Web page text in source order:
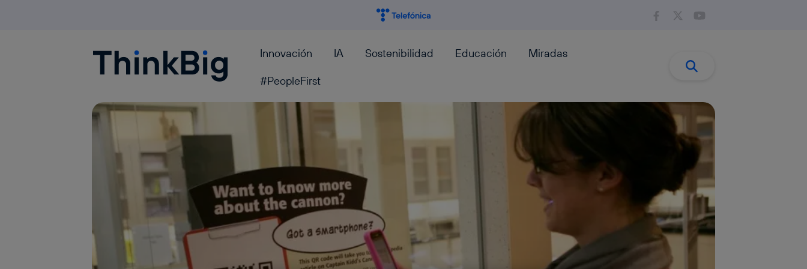
Blogthinkbig.com Innovación IA Sostenibilidad Educación
Miradas
#PeopleFirst
Buscar